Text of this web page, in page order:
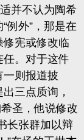
并不认为陶希
例外”，那是在
宪或修改临
。对于这件
则报道披
三点质询，
圣，他说修改
长张群加以辩